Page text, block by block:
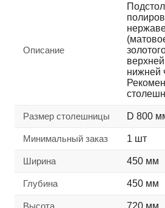
Описание
нижней
Размер столешницы D 800
Минимальный заказ 1 шт
Ширина 450 мм
Глубина 450 мм
Высота 720 мм